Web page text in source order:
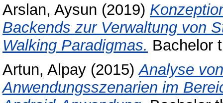
Arslan, Aysun (2019)
Backends zur Verwaltung von
Walking Paradigmas. Bachelor
Artun, Alpay (2015)Analyse
Anwendungsszenarien im